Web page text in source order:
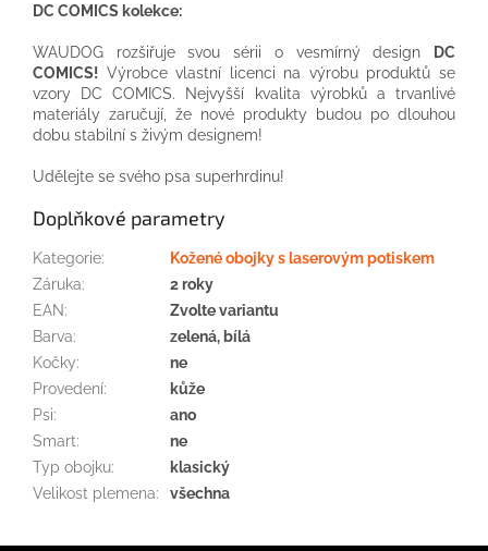
DC COMICS kolekce:
WAUDOG rozšiřuje svou sérii o vesmírný design
DC
COMICS! Výrobce vlastní licenci na výrobu produktů se
vzory DC COMICS. Nejvyšší kvalita výrobků a trvanlivé
materiály zaručují, že nové produkty budou po dlouhou
dobu stabilní s živým designem!
Udělejte se svého psa superhrdinu!
Doplňkové parametry
Kategorie:
Kožené obojky s laserovým potiskem
Záruka:
2 roky
EAN:
Zvolte variantu
Barva:
zelená, bílá
Kočky:
ne
Provedení:
kůže
Psi:
ano
Smart:
ne
Typ obojku:
klasický
Velikost plemena: všechna